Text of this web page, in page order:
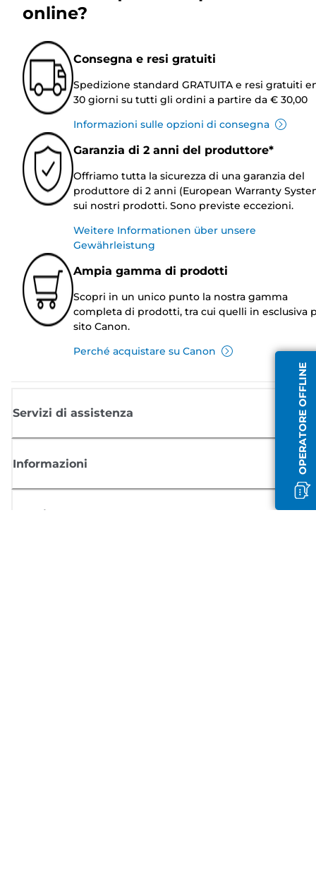
OPERATORE OFFLINE
online?
Consegna e resi gratuiti
Spedizione standard GRATUITA e resi gratuiti
30 giorni su tutti gli ordini a partire da € 30,00
Informazioni sulle opzioni di consegna
Garanzia di 2 anni del produttore*
Offriamo tutta la sicurezza di una garanzia del
produttore di 2 anni (European Warranty
sui nostri prodotti. Sono previste eccezioni.
Weitere Informationen über unsere
Gewährleistung
Ampia gamma di prodotti
Scopri in un unico punto la nostra gamma
completa di prodotti, tra cui quelli in esclusiva
sito Canon.
Perché acquistare su Canon
Servizi di assistenza
Informazioni
Acquisto